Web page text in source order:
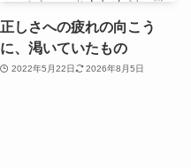
正しさへの疲れの向こう
に、渇いていたもの
2022年5月22日 2026年8月5日